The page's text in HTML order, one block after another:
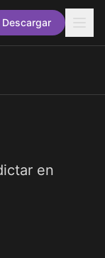
Descargar
en